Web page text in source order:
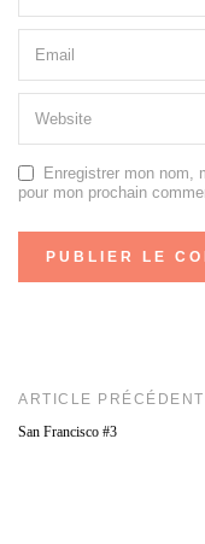
Enregistrer mon nom,
pour mon prochain
ARTICLE PRÉCÉDENT
San Francisco #3